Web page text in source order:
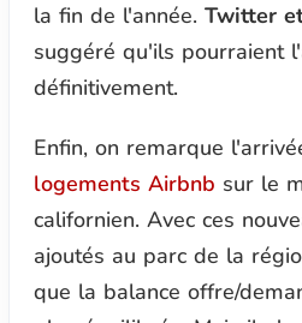
la fin de l'année. Twitter
suggéré qu'ils pourraient
définitivement.
Enfin, on remarque
logements Airbnb sur le
californien. Avec ces
ajoutés au parc de la
que la balance offre/